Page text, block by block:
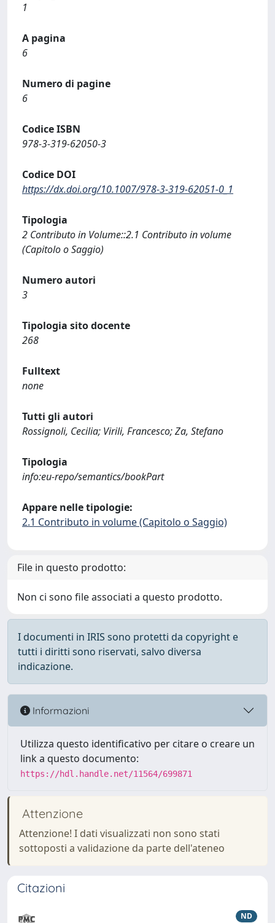
1
A pagina
6
Numero di pagine
6
Codice ISBN
978-3-319-62050-3
Codice DOI
https://dx.doi.org/10.1007/978-3-319-62051-0_1
Tipologia
2 Contributo in Volume::2.1 Contributo in volume
(Capitolo o Saggio)
Numero autori
3
Tipologia sito docente
268
Fulltext
none
Tutti gli autori
Rossignoli, Cecilia; Virili, Francesco; Za, Stefano
Tipologia
info:eu-repo/semantics/bookPart
Appare nelle tipologie:
2.1 Contributo in volume (Capitolo o Saggio)
File in questo prodotto:
Non ci sono file associati a questo prodotto.
I documenti in IRIS sono protetti da copyright e
tutti i diritti sono riservati, salvo diversa
indicazione.
Informazioni
Utilizza questo identificativo per citare o creare un
link a questo documento:
https://hdl.handle.net/11564/699871
Attenzione
Attenzione! I dati visualizzati non sono stati
sottoposti a validazione da parte dell'ateneo
Citazioni
ND